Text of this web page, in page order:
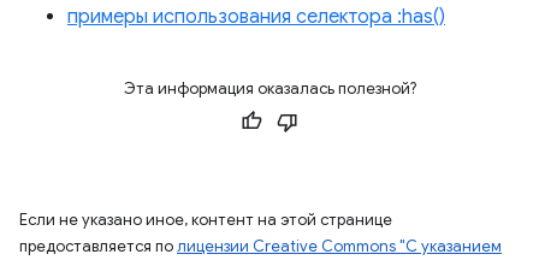
примеры использования селектора :has()
Эта информация оказалась полезной?
Если не указано иное, контент на этой странице
предоставляется полицензии Creative Commons "С указанием